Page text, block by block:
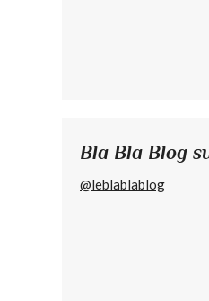
Bla Bla Blog
@leblablablog